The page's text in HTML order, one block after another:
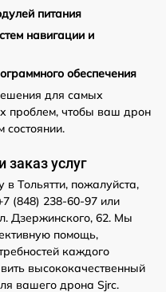
питания
навигации и
обеспечения
для самых
проблем, чтобы ваш дрон
состоянии.
услуг
в Тольятти, пожалуйста,
(848) 238-60-97 или
Дзержинского, 62. Мы
помощь,
каждого
высококачественный
вашего дрона Sjrc.